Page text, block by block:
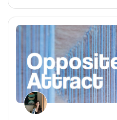
tartaléklistás pályázók
csatolmányban